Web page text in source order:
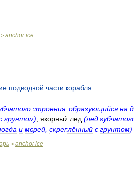
> anchor ice
подводной части корабля
строения, образующийся на
грунтом) якорный лед (лед
и морей скреплённый с грунтом)
> anchor ice